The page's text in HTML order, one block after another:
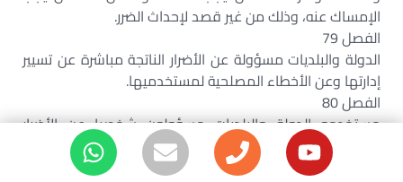
الإمساك عنه، وذلك من غير قصد لإحداث الضرر.
الفصل 79
الدولة والبلديات مسؤولة عن الأضرار الناتجة مباشرة عن تسيير
إدارتها وعن الأخطاء المصلحية لمستخدميها.
الفصل 80
مستخدمو الدولة والبلديات مسؤولون شخصيا عن الأضرار
الناتجة عن تدليسهم أو عن الأخطاء الجسيمة الواقعة منهم
في أداء وظائفهم.